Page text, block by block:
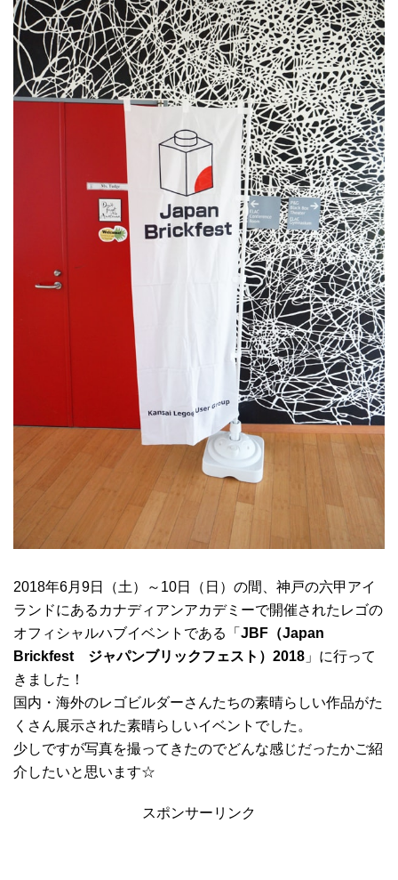
2018年6月9日（土）～10日（日）の間、神戸の六甲アイ
ランドにあるカナディアンアカデミーで開催されたレゴの
オフィシャルハブイベントである「 JBF（Japan
Brickfest ジャパンブリックフェスト）2018 」に行って
きました！
国内・海外のレゴビルダーさんたちの素晴らしい作品がた
くさん展示された素晴らしいイベントでした。
少しですが写真を撮ってきたのでどんな感じだったかご紹
介したいと思います☆
スポンサーリンク